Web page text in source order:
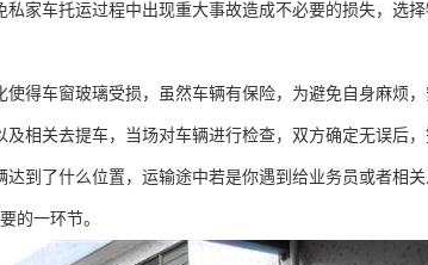
家车托运过程中出现重大事故造成不必要的损失，选
得车窗玻璃受损，虽然车辆有保险，为避免自身麻烦
相关去提车，当场对车辆进行检查，双方确定无误后，
到了什么位置，运输途中若是你遇到给业务员或者相
的一环节。